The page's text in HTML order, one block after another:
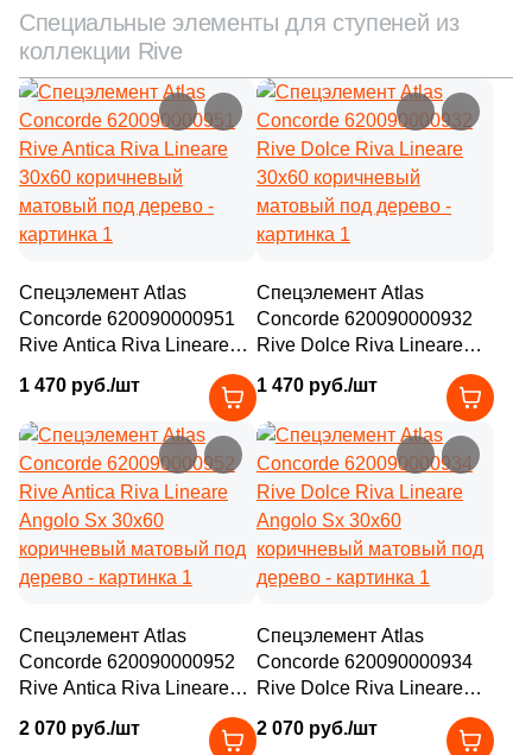
Специальные элементы для ступеней из
коллекции Rive
Спецэлемент Atlas
Concorde 620090000951
Rive Antica Riva Lineare
матовый под дерево
1 470 руб./шт
Спецэлемент Atlas
Concorde 620090000932
Rive Dolce Riva Lineare
матовый под дерево
1 470 руб./шт
Спецэлемент Atlas
Concorde 620090000952
Rive Antica Riva Lineare
коричневый матовый под
2 070 руб./шт
Спецэлемент Atlas
Concorde 620090000934
Rive Dolce Riva Lineare
коричневый матовый под
2 070 руб./шт